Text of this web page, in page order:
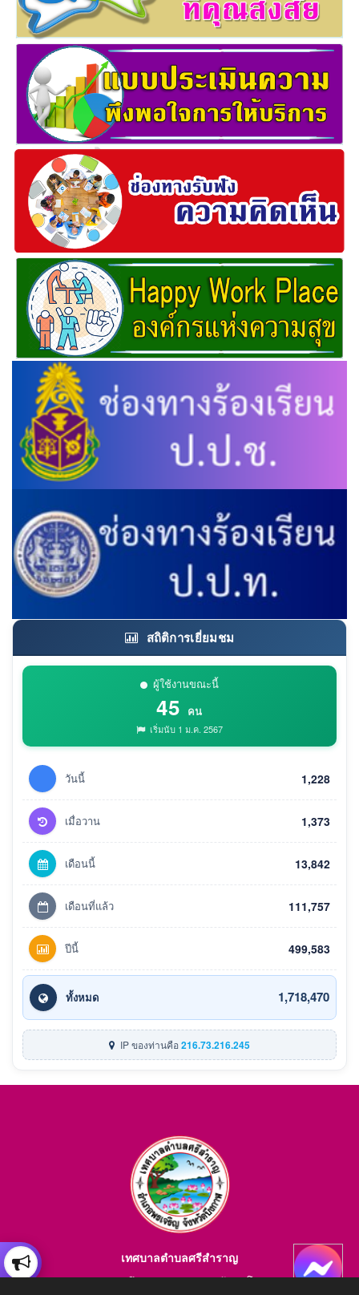
สถิติการเยี่ยมชม
ผู้ใช้งานขณะนี้
45 คน
เริ่มนับ 1 ม.ค. 2567
วันนี้ 1,228
เมื่อวาน 1,373
เดือนนี้ 13,842
เดือนที่แล้ว 111,757
ปีนี้ 499,583
ทั้งหมด 1,718,470
IP ของท่านคือ216.73.216.245
เทศบาลตำบลศรีสำราญ